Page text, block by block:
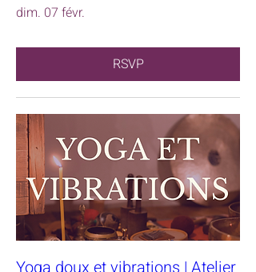
dim. 07 févr.
RSVP